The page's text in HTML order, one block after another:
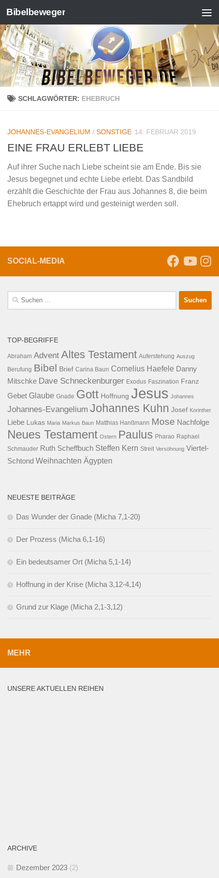
Zum Inhalt springen
Bibelbeweger
SCHLAGWÖRTER: EHEBRUCH
JOHANNES-EVANGELIUM / SONSTIGE 14. FEBRUAR 2019
EINE FRAU ERLEBT LIEBE
Auf ihrer Suche nach Liebe scheint sie am Ende. Bis sie
Jesus begegnet und echte Liebe erlebt. Das Sandbild
erzählt die Geschichte der Frau aus Johannes 8, die beim
Ehebruch ertappt wird und gesteinigt werden soll.
SOCIAL-MEDIA
Suche
nach:
TOP-BEGRIFFE
Abraham Advent Altes Testament Auferstehung Auszug
Berufung Bibel Brief Carina Baun Cornelius Haefele Danny
Mitschke Dave Schneckenburger Exodus Faszination Franz
Gebet Glaube Gnade Gott Hoffnung Jesus Johannes
Johannes-Evangelium Johannes Kuhn Josef Korinther
Liebe Lukas Maria Markus Baun Matthias Hanßmann Mose Nachfolge
Neues Testament Ostern Paulus Pharao Raphael
Schmauder Ruth Scheffbuch Steffen Kern Streit Versöhnung Viertel-
Schtond Weihnachten Ägypten
NEUESTE BEITRÄGE
Das Wunder der Gnade (Micha 7,1-20)
Der Prozess (Micha 6,1-16)
Ein bedeutsamer Ort (Micha 5,1-14)
Hoffnung in der Krise (Micha 3,12-4,14)
Grund zur Klage (Micha 2,1-3,12)
MEHR
UNSERE AKTUELLEN REIHEN
ARCHIVE
Dezember 2023 (2)